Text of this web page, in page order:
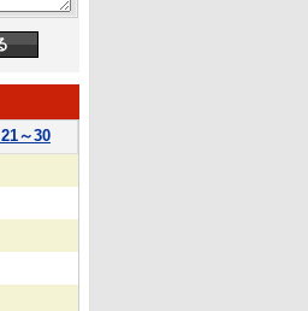
21～30